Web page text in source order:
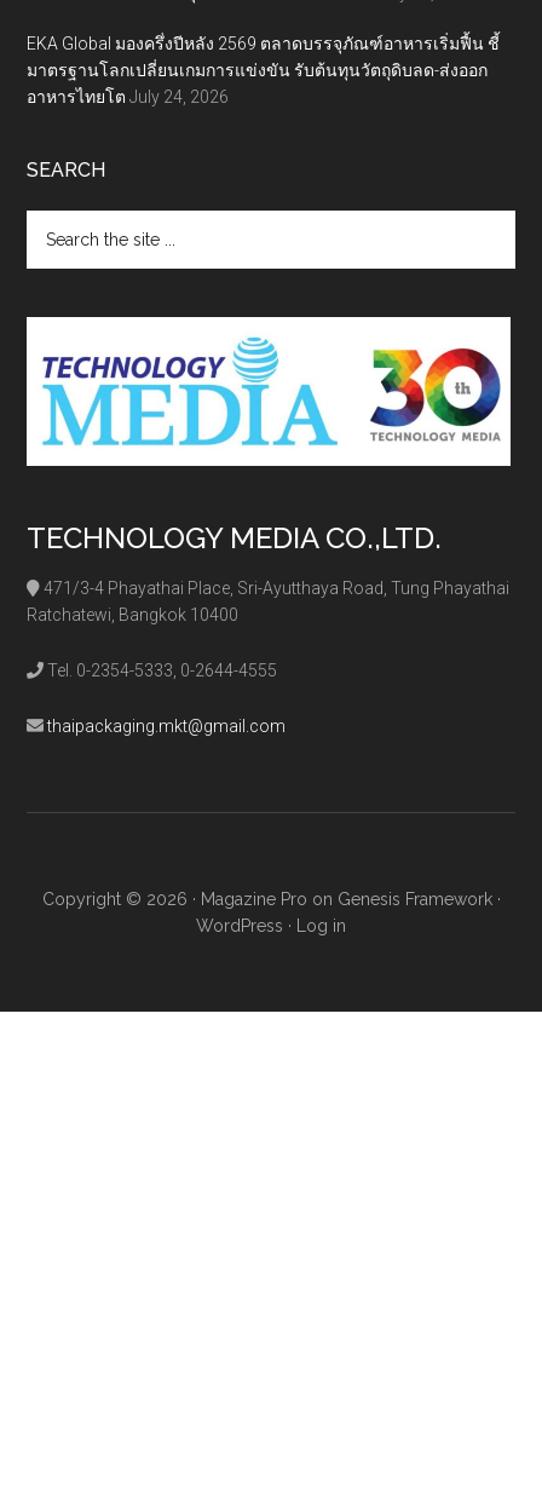
EKA Global มองครึ่งปีหลัง 2569 ตลาดบรรจุภัณฑ์อาหารเริ่มฟื้น ชี้
มาตรฐานโลกเปลี่ยนเกมการแข่งขัน รับต้นทุนวัตถุดิบลด-ส่งออก
อาหารไทยโต July 24, 2026
SEARCH
the
TECHNOLOGY MEDIA CO.,LTD.
471/3-4 Phayathai Place, Sri-Ayutthaya Road, Tung Phayathai
Ratchatewi, Bangkok 10400
Tel. 0-2354-5333, 0-2644-4555
thaipackaging.mkt@gmail.com
Copyright © 2026 · Magazine Pro on Genesis Framework·
WordPress · Log in